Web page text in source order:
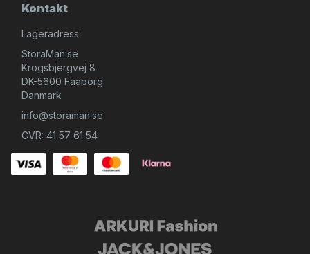
Kontakt
Lageradress:
StoraMan.se
Krogsbjergvej 8
DK-5600 Faaborg
Danmark
info@storaman.se
CVR: 41 57 61 54